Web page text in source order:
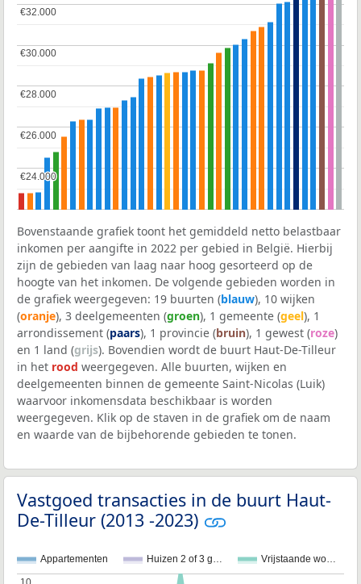
€24.000
€24.000
€26.000
€26.000
€28.000
€28.000
€30.000
€30.000
€32.000
€32.000
Bovenstaande grafiek toont het gemiddeld netto belastbaar
inkomen per aangifte in 2022 per gebied in België. Hierbij
zijn de gebieden van laag naar hoog gesorteerd op de
hoogte van het inkomen. De volgende gebieden worden in
de grafiek weergegeven: 19 buurten (blauw), 10 wijken
(oranje), 3 deelgemeenten (groen), 1 gemeente (geel), 1
arrondissement (paars), 1 provincie (bruin), 1 gewest (roze)
en 1 land (grijs). Bovendien wordt de buurt Haut-De-Tilleur
in het rood weergegeven. Alle buurten, wijken en
deelgemeenten binnen de gemeente Saint-Nicolas (Luik)
waarvoor inkomensdata beschikbaar is worden
weergegeven. Klik op de staven in de grafiek om de naam
en waarde van de bijbehorende gebieden te tonen.
Vastgoed transacties in de buurt Haut-
De-Tilleur (2013 -2023)
Appartementen Huizen 2 of 3 g… Vrijstaande wo…